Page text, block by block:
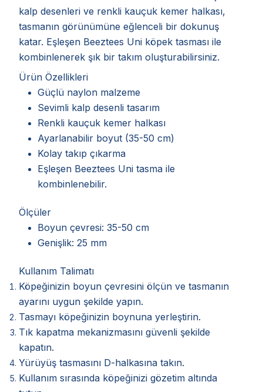
kalp desenleri ve renkli kauçuk kemer halkası,
tasmanın görünümüne eğlenceli bir dokunuş
katar. Eşleşen Beeztees Uni köpek tasması ile
kombinlenerek şık bir takım oluşturabilirsiniz.
Ürün Özellikleri
Güçlü naylon malzeme
Sevimli kalp desenli tasarım
Renkli kauçuk kemer halkası
Ayarlanabilir boyut (35-50 cm)
Kolay takıp çıkarma
Eşleşen Beeztees Uni tasma ile
kombinlenebilir.
Ölçüler
Boyun çevresi: 35-50 cm
Genişlik: 25 mm
Kullanım Talimatı
Köpeğinizin boyun çevresini ölçün ve tasmanın
ayarını uygun şekilde yapın.
Tasmayı köpeğinizin boynuna yerleştirin.
Tık kapatma mekanizmasını güvenli şekilde
kapatın.
Yürüyüş tasmasını D-halkasına takın.
Kullanım sırasında köpeğinizi gözetim altında